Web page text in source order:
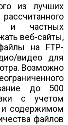
из лучших
и частных
веб-сайты,
на FTP-
видео для
Возможно
до 500
с учетом
содержимом
файлов